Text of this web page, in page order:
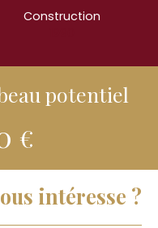
Construction
potentiel
€
intéresse ?